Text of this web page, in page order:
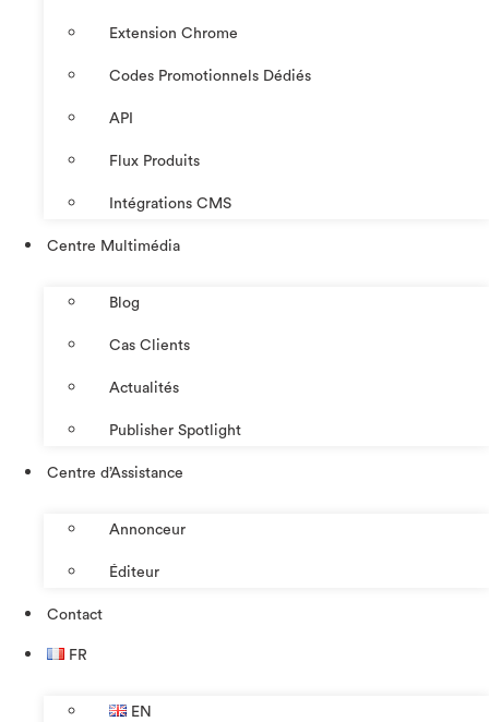
Extension Chrome
Codes Promotionnels Dédiés
API
Flux Produits
Intégrations CMS
Centre Multimédia
Blog
Cas Clients
Actualités
Publisher Spotlight
Centre d’Assistance
Annonceur
Éditeur
Contact
FR
EN